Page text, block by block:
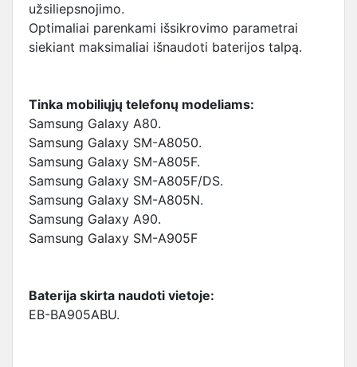
užsiliepsnojimo.
Optimaliai parenkami išsikrovimo parametrai
siekiant maksimaliai išnaudoti baterijos talpą.
Tinka mobiliųjų telefonų modeliams:
Samsung Galaxy A80.
Samsung Galaxy SM-A8050.
Samsung Galaxy SM-A805F.
Samsung Galaxy SM-A805F/DS.
Samsung Galaxy SM-A805N.
Samsung Galaxy A90.
Samsung Galaxy SM-A905F
Baterija skirta naudoti vietoje:
EB-BA905ABU.